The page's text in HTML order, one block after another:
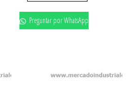
Preguntar por WhatsApp